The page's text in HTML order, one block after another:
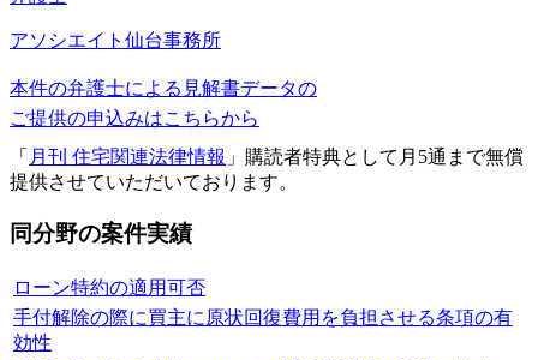
アソシエイト 仙台事務所
本件の弁護士による見解書データの
ご提供の申込みはこちらから
「 月刊 住宅関連法律情報 」購読者特典として月5通まで無償
提供させていただいております。
同分野の案件実績
ローン特約の適用可否
手付解除の際に買主に原状回復費用を負担させる条項の有
効性